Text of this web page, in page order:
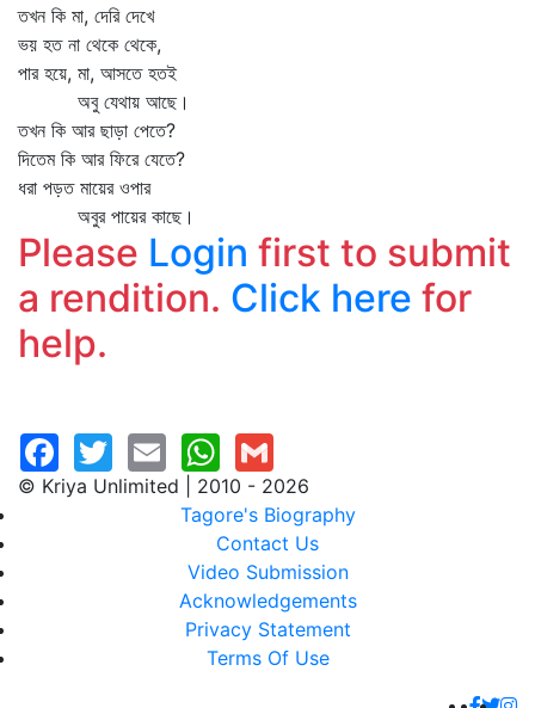
তখন কি মা, দেরি দেখে
ভয় হত না থেকে থেকে,
পার হয়ে, মা, আসতে হতই
অবু যেথায় আছে।
তখন কি আর ছাড়া পেতে?
দিতেম কি আর ফিরে যেতে?
ধরা পড়ত মায়ের ওপার
অবুর পায়ের কাছে।
Please Login first to submit
a rendition. Click here for
help.
© Kriya Unlimited | 2010 - 2026
Tagore's Biography
Contact Us
Video Submission
Acknowledgements
Privacy Statement
Terms Of Use